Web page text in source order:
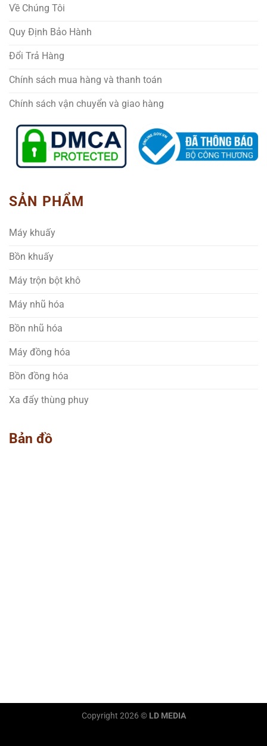
Về Chúng Tôi
Quy Định Bảo Hành
Đổi Trả Hàng
Chính sách mua hàng và thanh toán
Chính sách vận chuyển và giao hàng
SẢN PHẨM
Máy khuấy
Bồn khuấy
Máy trộn bột khô
Máy nhũ hóa
Bồn nhũ hóa
Máy đồng hóa
Bồn đồng hóa
Xa đẩy thùng phuy
Bản đồ
Copyright 2026 © LD MEDIA